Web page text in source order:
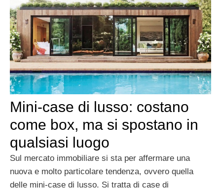
Mini-case di lusso: costano
come box, ma si spostano in
qualsiasi luogo
Sul mercato immobiliare si sta per affermare una
nuova e molto particolare tendenza, ovvero quella
delle mini-case di lusso. Si tratta di case di